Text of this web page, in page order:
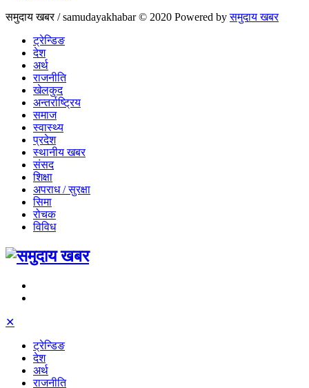
समुदाय खबर / samudayakhabar © 2020 Powered byसमुदाय खबर
ट्रेन्डिङ
देश
अर्थ
राजनीति
खेलकुद
अन्तर्राष्ट्रिय
समाज
स्वास्थ्य
प्रदेश
स्थानीय खबर
संसद
शिक्षा
अपराध / सुरक्षा
सिमा
रोचक
विविध
✕
ट्रेन्डिङ
देश
अर्थ
राजनीति